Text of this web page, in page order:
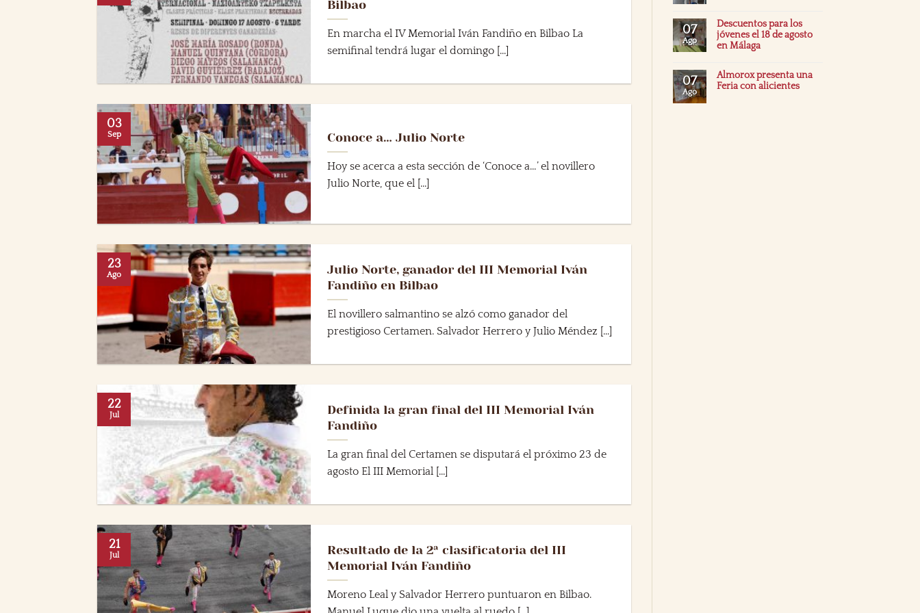
Bilbao
En marcha el IV Memorial Iván Fandiño en Bilbao La
semifinal tendrá lugar el domingo [...]
Conoce a… Julio Norte
Hoy se acerca a esta sección de ‘Conoce a…’ el novillero
Julio Norte, que el [...]
03
Sep
Julio Norte, ganador del III Memorial Iván
Fandiño en Bilbao
El novillero salmantino se alzó como ganador del
prestigioso Certamen. Salvador Herrero y Julio Méndez [...]
23
Ago
Definida la gran final del III Memorial Iván
Fandiño
La gran final del Certamen se disputará el próximo 23 de
agosto El III Memorial [...]
22
Jul
Resultado de la 2ª clasificatoria del III
Memorial Iván Fandiño
Moreno Leal y Salvador Herrero puntuaron en Bilbao.
21
Jul
07
Ago
Descuentos para los
jóvenes el 18 de agosto
en Málaga
07
Ago
Almorox presenta una
Feria con alicientes